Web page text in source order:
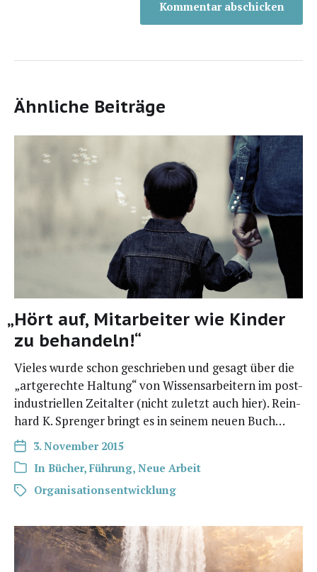
Ähnliche Beiträge
„Hört auf, Mitarbeiter wie Kinder
zu behandeln!“
Vie­les wur­de schon geschrie­ben und gesagt über die
„art­ge­rech­te Hal­tung“ von Wis­sens­ar­bei­tern im post-
indus­­tri­el­­len Zeit­al­ter (nicht zuletzt auch hier). Rein­
hard K. Spren­ger bringt es in sei­nem neu­en Buch…
3. November 2015
In Bücher, Führung, Neue Arbeit
Organisationsentwicklung